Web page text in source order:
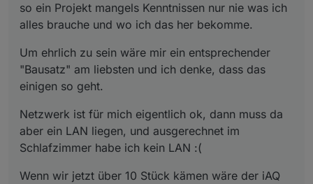
so ein Projekt mangels Kenntnissen nur nie was ich
alles brauche und wo ich das her bekomme.
Um ehrlich zu sein wäre mir ein entsprechender
"Bausatz" am liebsten und ich denke, dass das
einigen so geht.
Netzwerk ist für mich eigentlich ok, dann muss da
aber ein LAN liegen, und ausgerechnet im
Schlafzimmer habe ich kein LAN :(
Wenn wir jetzt über 10 Stück kämen wäre der iAQ